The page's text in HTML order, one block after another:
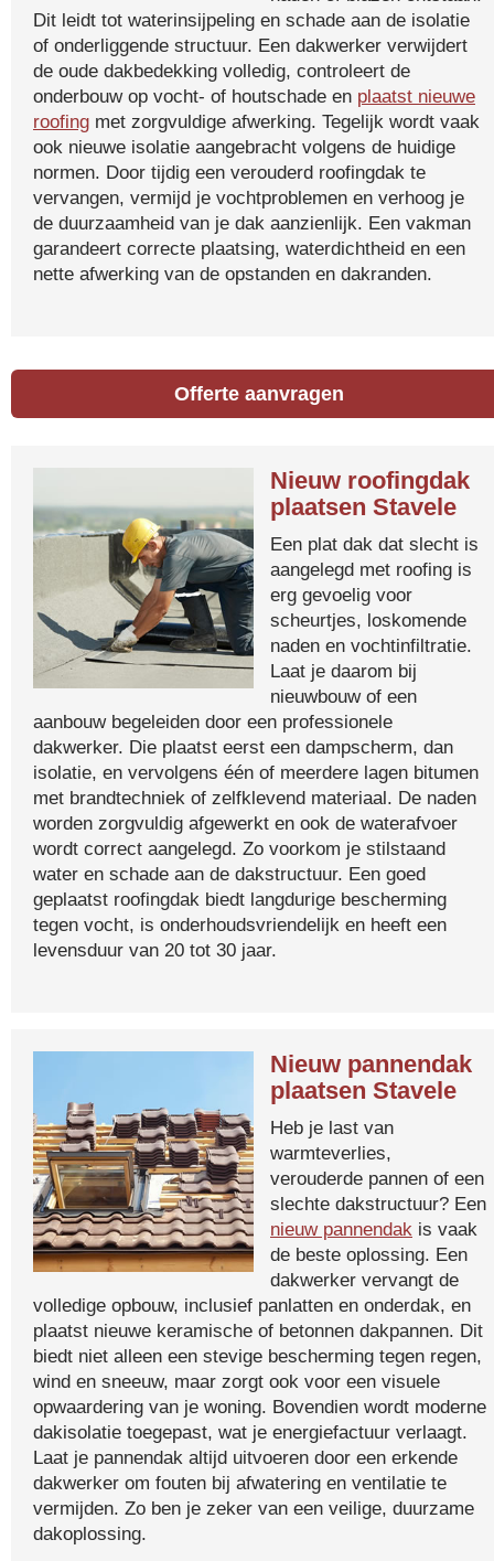
Dit leidt tot waterinsijpeling en schade aan de isolatie
of onderliggende structuur. Een dakwerker verwijdert
de oude dakbedekking volledig, controleert de
onderbouw op vocht- of houtschade en plaatst nieuwe
roofing met zorgvuldige afwerking. Tegelijk wordt vaak
ook nieuwe isolatie aangebracht volgens de huidige
normen. Door tijdig een verouderd roofingdak te
vervangen, vermijd je vochtproblemen en verhoog je
de duurzaamheid van je dak aanzienlijk. Een vakman
garandeert correcte plaatsing, waterdichtheid en een
nette afwerking van de opstanden en dakranden.
Offerte aanvragen
Nieuw roofingdak
plaatsen Stavele
Een plat dak dat slecht is
aangelegd met roofing is
erg gevoelig voor
scheurtjes, loskomende
naden en vochtinfiltratie.
Laat je daarom bij
nieuwbouw of een
aanbouw begeleiden door een professionele
dakwerker. Die plaatst eerst een dampscherm, dan
isolatie, en vervolgens één of meerdere lagen bitumen
met brandtechniek of zelfklevend materiaal. De naden
worden zorgvuldig afgewerkt en ook de waterafvoer
wordt correct aangelegd. Zo voorkom je stilstaand
water en schade aan de dakstructuur. Een goed
geplaatst roofingdak biedt langdurige bescherming
tegen vocht, is onderhoudsvriendelijk en heeft een
levensduur van 20 tot 30 jaar.
Nieuw pannendak
plaatsen Stavele
Heb je last van
warmteverlies,
verouderde pannen of een
slechte dakstructuur? Een
nieuw pannendak is vaak
de beste oplossing. Een
dakwerker vervangt de
volledige opbouw, inclusief panlatten en onderdak, en
plaatst nieuwe keramische of betonnen dakpannen. Dit
biedt niet alleen een stevige bescherming tegen regen,
wind en sneeuw, maar zorgt ook voor een visuele
opwaardering van je woning. Bovendien wordt moderne
dakisolatie toegepast, wat je energiefactuur verlaagt.
Laat je pannendak altijd uitvoeren door een erkende
dakwerker om fouten bij afwatering en ventilatie te
vermijden. Zo ben je zeker van een veilige, duurzame
dakoplossing.